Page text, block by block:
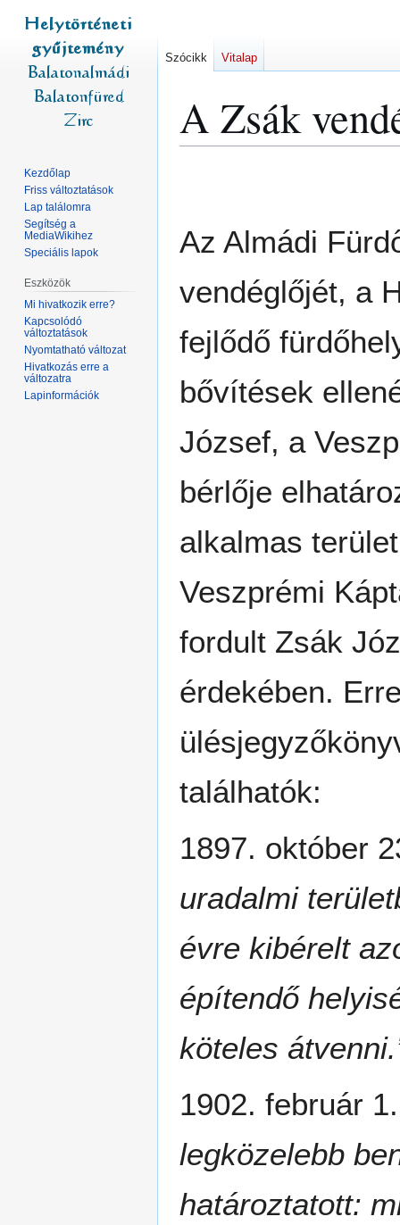
A Zsák
Az Almádi
vendéglőjét, a
fejlődő
bővítések
József, a
bérlője
alkalmas
Veszprémi
fordult Zsák
érdekében.
találhatók:
1897. október
uradalmi
évre kibérelt
építendő
köteles
1902. február
legközelebb
határoztatott:
Szócikk Vitalap
Kezdőlap
Friss változtatások
Lap találomra
Segítség a
MediaWikihez
Speciális lapok
Eszközök
Mi hivatkozik erre?
Kapcsolódó
változtatások
Nyomtatható változat
Hivatkozás erre a
változatra
Lapinformációk